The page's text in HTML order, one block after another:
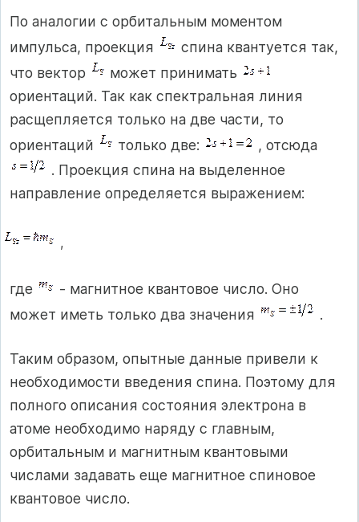
По аналогии с орбитальным моментом
импульса, проекция
спина квантуется так,
что вектор
может принимать
ориентаций. Так как спектральная линия
расщепляется только на две части, то
ориентаций
только две:
, отсюда
. Проекция спина на выделенное
направление определяется выражением:
,
где
- магнитное квантовое число. Оно
может иметь только два значения
.
Таким образом, опытные данные привели к
необходимости введения спина. Поэтому для
полного описания состояния электрона в
атоме необходимо наряду с главным,
орбитальным и магнитным квантовыми
числами задавать еще магнитное спиновое
квантовое число.